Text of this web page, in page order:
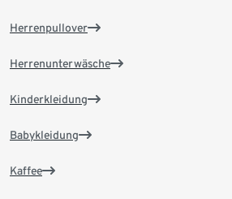
Herrenpullover
Herrenunterwäsche
Kinderkleidung
Babykleidung
Kaffee